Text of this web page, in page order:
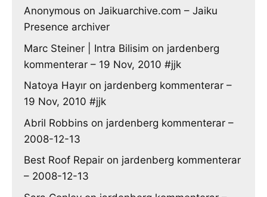
Anonymous on Jaikuarchive.com – Jaiku
Presence archiver
Marc Steiner | Intra Bilisim on jardenberg
kommenterar – 19 Nov, 2010 #jjk
Natoya Hayır on jardenberg kommenterar –
19 Nov, 2010 #jjk
Abril Robbins on jardenberg kommenterar –
2008-12-13
Best Roof Repair on jardenberg kommenterar
– 2008-12-13